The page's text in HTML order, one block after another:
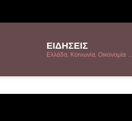
ΕΙΔΗΣΕΙΣ
Ελλάδα, Κοινωνία, Οικονομία ...